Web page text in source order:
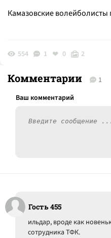
Камазовские волейболисты
554 1 0 2
Комментарии 1
Гость 455
ильдар, вроде как
сотрудника ТФК.